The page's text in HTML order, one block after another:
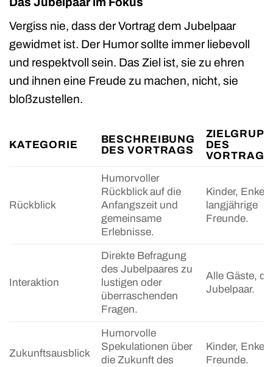
Vergiss nie, dass der Vortrag dem Jubelpaar
gewidmet ist. Der Humor sollte immer liebevoll
und respektvoll sein. Das Ziel ist, sie zu ehren
und ihnen eine Freude zu machen, nicht, sie
bloßzustellen.
KATEGORIE
BESCHREIBUNG
DES VORTRAGS
DES
VORTRAGS
Rückblick
Humorvoller
Rückblick auf die
Anfangszeit und
gemeinsame
Erlebnisse.
Kinder, Enkel,
langjährige
Freunde.
Interaktion
Direkte Befragung
des Jubelpaares zu
lustigen oder
überraschenden
Fragen.
Alle Gäste,
Jubelpaar.
Zukunftsausblick
Humorvolle
Spekulationen über
die Zukunft des
Kinder, Enkel,
Freunde.